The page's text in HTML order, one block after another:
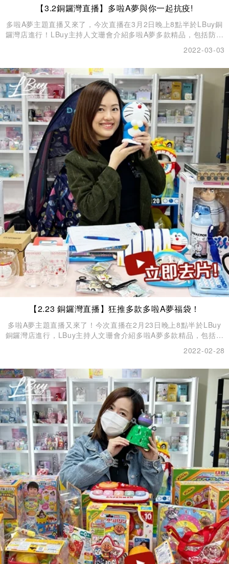
【3.2銅鑼灣直播】多啦A夢與你一起抗疫!
多啦A夢主題直播又來了，今次直播在3月2日晚上8點半於LBuy銅
鑼灣店進行！LBuy主持人文珊會介紹多啦A夢多款精品，包括防疫
2022-03-03
【2.23 銅鑼灣直播】狂推多款多啦A夢福袋！
多啦A夢主題直播又來了！今次直播在2月23日晚上8點半於LBuy
銅鑼灣店進行，LBuy主持人文珊會介紹多啦A夢多款精品，包括餐
2022-02-28